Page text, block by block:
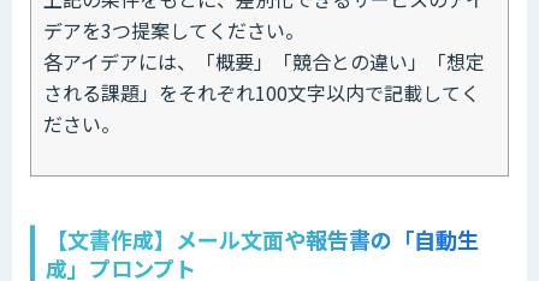
デアを3つ提案してください。
各アイデアには、「概要」「競合との違い」「想定
される課題」をそれぞれ100文字以内で記載してく
ださい。
【文書作成】メール文面や報告書の「自動生
成」プロンプト